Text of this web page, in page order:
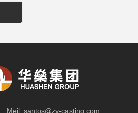
Meil: santos@zy-casting.com